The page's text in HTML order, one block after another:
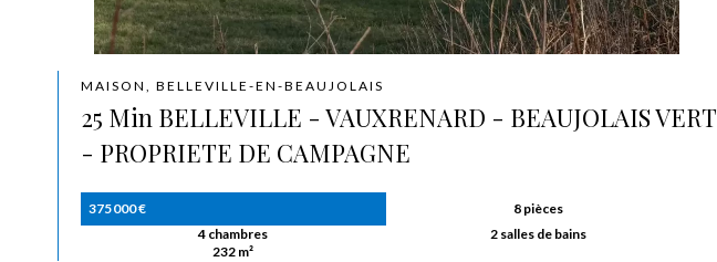
MAISON, BELLEVILLE-EN-BEAUJOLAIS
25 Min BELLEVILLE - VAUXRENARD - BEAUJOLAIS VERT
- PROPRIETE DE CAMPAGNE
375 000 €
8 pièces
4 chambres
2 salles de bains
232 m²